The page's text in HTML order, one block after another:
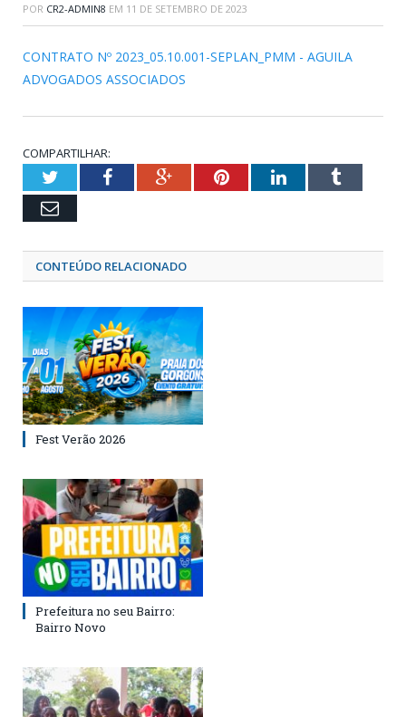
POR CR2-ADMIN8 EM 11 DE SETEMBRO DE 2023
CONTRATO Nº 2023_05.10.001-SEPLAN_PMM - AGUILA
ADVOGADOS ASSOCIADOS
COMPARTILHAR:
TwitterFacebookGoogle+PinterestLinkedInTumblr
Email
CONTEÚDO RELACIONADO
Fest Verão 2026
Prefeitura no seu Bairro:
Bairro Novo